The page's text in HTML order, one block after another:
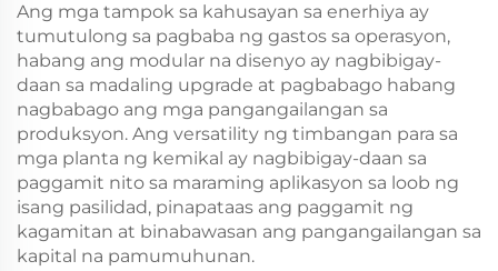
Ang mga tampok sa kahusayan sa enerhiya ay
tumutulong sa pagbaba ng gastos sa operasyon,
habang ang modular na disenyo ay nagbibigay-
daan sa madaling upgrade at pagbabago habang
nagbabago ang mga pangangailangan sa
produksyon. Ang versatility ng timbangan para sa
mga planta ng kemikal ay nagbibigay-daan sa
paggamit nito sa maraming aplikasyon sa loob ng
isang pasilidad, pinapataas ang paggamit ng
kagamitan at binabawasan ang pangangailangan sa
kapital na pamumuhunan.